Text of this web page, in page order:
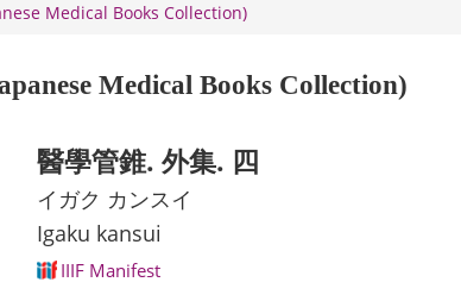
Medical Books Collection)
Medical Books Collection)
醫學管錐. 外集. 四
イガク カンスイ
Igaku kansui
IIIF Manifest